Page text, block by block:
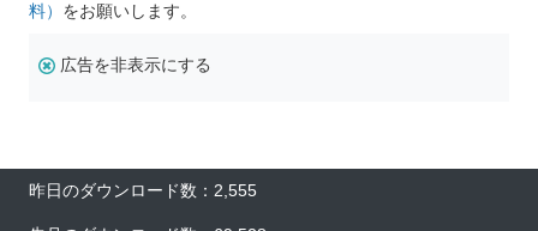
料） をお願いします。
広告を非表示にする
昨日のダウンロード数：2,555